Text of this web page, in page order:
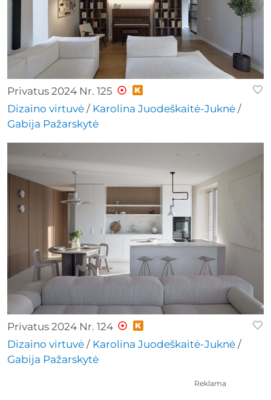
Privatus 2024 Nr. 125
Dizaino virtuvė / Karolina Juodeškaitė-Juknė /
Gabija Pažarskytė
Privatus 2024 Nr. 124
Dizaino virtuvė / Karolina Juodeškaitė-Juknė /
Gabija Pažarskytė
Reklama